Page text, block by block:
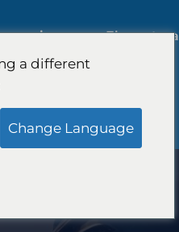
badania rynku
i ilościowe
zasięg Ekspertyza
a different
Change Language